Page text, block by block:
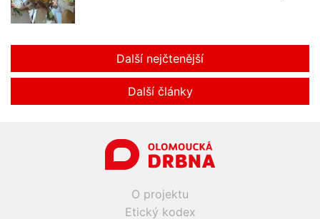
Další nejčtenější
Další články
O projektu
Etický kodex